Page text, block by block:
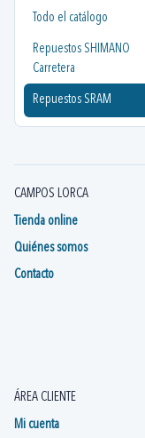
Todo el catálogo
Repuestos SHIMANO
Carretera
Repuestos SRAM
CAMPOS LORCA
Tienda online
Quiénes somos
Contacto
ÁREA CLIENTE
Mi cuenta